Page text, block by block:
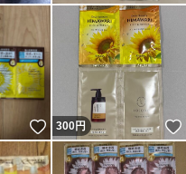
いいね！
300円